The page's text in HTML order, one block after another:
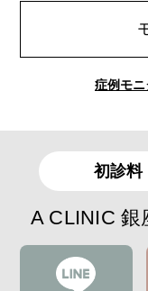
症例モ
初診料
A CLINIC